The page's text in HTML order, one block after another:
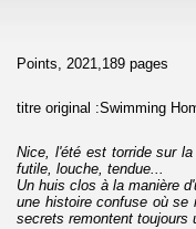
Points, 2021,189 pages
titre original :Swimming
Nice, l'été est torride sur
futile, louche, tendue...
Un huis clos à la manière
une histoire confuse où se
secrets remontent toujours